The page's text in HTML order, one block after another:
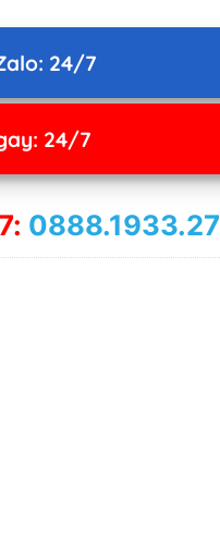
24/7
24/7
0888.1933.27